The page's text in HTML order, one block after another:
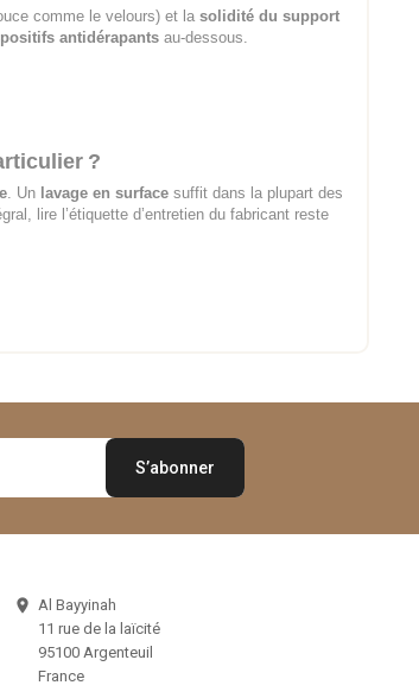
comme le velours) et la solidité du support
antidérapantsau-dessous.
?
. Un lavage en surfacesuffit dans la plupart des
lire l’étiquette d’entretien du fabricant reste
 Al Bayyinah
11 rue de la laïcité
95100 Argenteuil
France